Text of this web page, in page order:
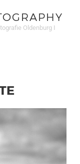
Oldenburg I